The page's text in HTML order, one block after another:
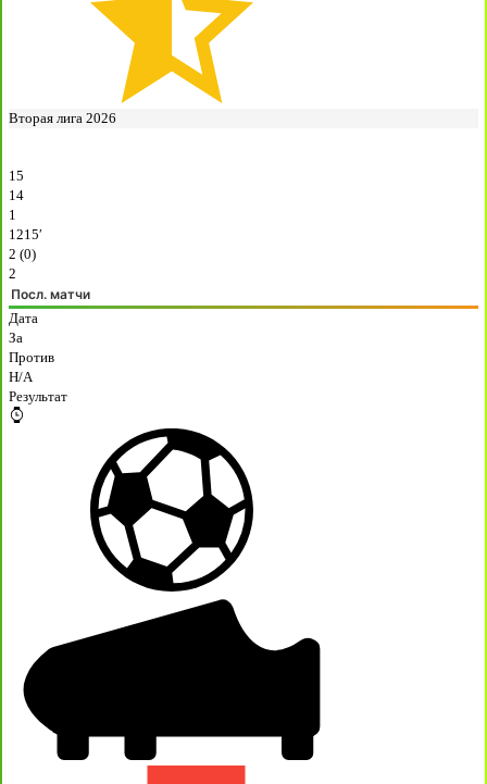
Вторая лига 2026
15
14
1
1215′
2 (0)
2
Посл. матчи
Дата
За
Против
H/A
Результат